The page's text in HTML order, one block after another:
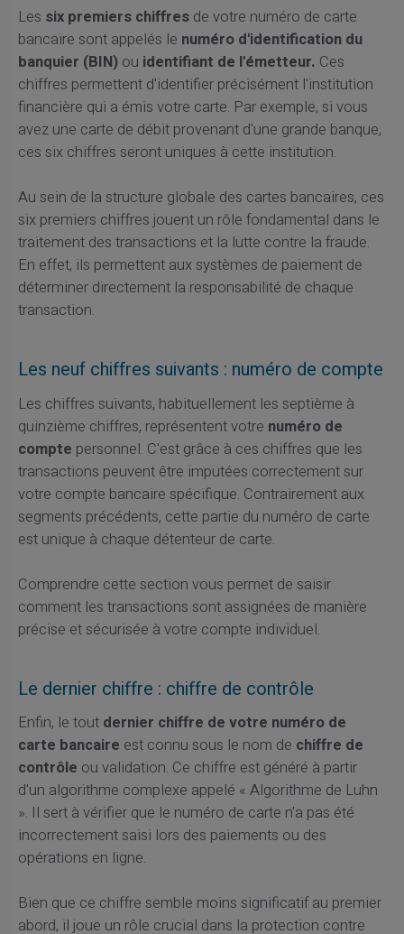
Les six premiers chiffresde votre numéro de carte
bancaire sont appelés le numéro d'identification du
banquier (BIN)ou identifiant de l'émetteur. Ces
chiffres permettent d'identifier précisément l'institution
financière qui a émis votre carte. Par exemple, si vous
avez une carte de débit provenant d'une grande banque,
ces six chiffres seront uniques à cette institution.
Au sein de la structure globale des cartes bancaires, ces
six premiers chiffres jouent un rôle fondamental dans le
traitement des transactions et la lutte contre la fraude.
En effet, ils permettent aux systèmes de paiement de
déterminer directement la responsabilité de chaque
transaction.
Les neuf chiffres suivants : numéro de compte
Les chiffres suivants, habituellement les septième à
quinzième chiffres, représentent votre numéro de
compte personnel. C'est grâce à ces chiffres que les
transactions peuvent être imputées correctement sur
votre compte bancaire spécifique. Contrairement aux
segments précédents, cette partie du numéro de carte
est unique à chaque détenteur de carte.
Comprendre cette section vous permet de saisir
comment les transactions sont assignées de manière
précise et sécurisée à votre compte individuel.
Le dernier chiffre : chiffre de contrôle
Enfin, le tout dernier chiffre de votre numéro de
carte bancaire est connu sous le nom de chiffre de
contrôle ou validation. Ce chiffre est généré à partir
d'un algorithme complexe appelé « Algorithme de Luhn
». Il sert à vérifier que le numéro de carte n'a pas été
incorrectement saisi lors des paiements ou des
opérations en ligne.
Bien que ce chiffre semble moins significatif au premier
abord, il joue un rôle crucial dans la protection contre